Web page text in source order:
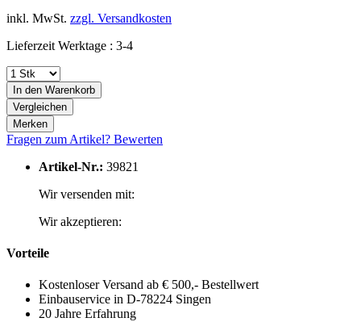
inkl. MwSt. zzgl. Versandkosten
Lieferzeit Werktage : 3-4
In den Warenkorb
Vergleichen
Merken
Fragen zum Artikel? Bewerten
Artikel-Nr.: 39821
Wir versenden mit:
Wir akzeptieren:
Vorteile
Kostenloser Versand ab € 500,- Bestellwert
Einbauservice in D-78224 Singen
20 Jahre Erfahrung